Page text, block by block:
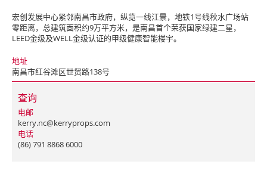
宏创发展中心紧邻南昌市政府，纵览一线江景，地铁1号线秋水广场站
零距离，总建筑面积约9万平方米，是南昌首个荣获国家绿建二星，
LEED金级及WELL金级认证的甲级健康智能楼宇。
地址
南昌市红谷滩区世贸路138号
查询
电邮
kerry.nc@kerryprops.com
电话
(86) 791 8868 6000